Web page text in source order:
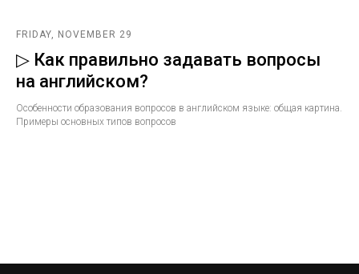
FRIDAY, NOVEMBER 29
▷ Как правильно задавать вопросы
на английском?
Особенности образования вопросов в английском языке: общая картина.
Примеры основных типов вопросов